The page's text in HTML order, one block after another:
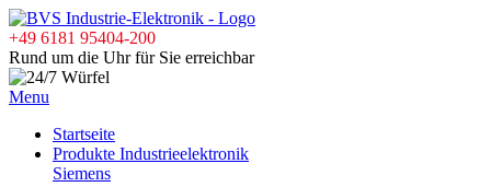
+49 6181 95404-200
Rund um die Uhr für Sie erreichbar
Menu
Startseite
Produkte Industrieelektronik
Siemens